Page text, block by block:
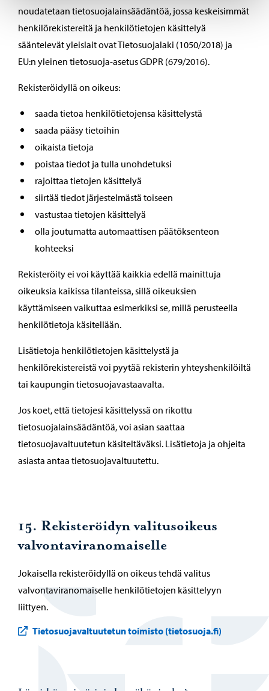
noudatetaan tietosuojalainsäädäntöä, jossa keskeisimmät
henkilörekistereitä ja henkilötietojen käsittelyä
sääntelevät yleislait ovat Tietosuojalaki (1050/2018) ja
EU:n yleinen tietosuoja-asetus GDPR (679/2016).
Rekisteröidyllä on oikeus:
saada tietoa henkilötietojensa käsittelystä
saada pääsy tietoihin
oikaista tietoja
poistaa tiedot ja tulla unohdetuksi
rajoittaa tietojen käsittelyä
siirtää tiedot järjestelmästä toiseen
vastustaa tietojen käsittelyä
olla joutumatta automaattisen päätöksenteon
kohteeksi
Rekisteröity ei voi käyttää kaikkia edellä mainittuja
oikeuksia kaikissa tilanteissa, sillä oikeuksien
käyttämiseen vaikuttaa esimerkiksi se, millä perusteella
henkilötietoja käsitellään.
Lisätietoja henkilötietojen käsittelystä ja
henkilörekistereistä voi pyytää rekisterin yhteyshenkilöiltä
tai kaupungin tietosuojavastaavalta.
Jos koet, että tietojesi käsittelyssä on rikottu
tietosuojalainsäädäntöä, voi asian saattaa
tietosuojavaltuutetun käsiteltäväksi. Lisätietoja ja ohjeita
asiasta antaa tietosuojavaltuutettu.
15. Rekisteröidyn valitusoikeus
valvontaviranomaiselle
Jokaisella rekisteröidyllä on oikeus tehdä valitus
valvontaviranomaiselle henkilötietojen käsittelyyn
liittyen.
Tietosuojavaltuutetun toimisto (tietosuoja.fi)